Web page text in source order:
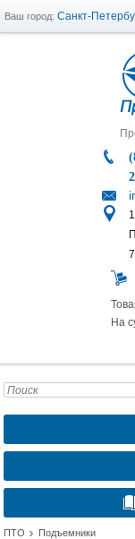
Ваш город: Санкт-
На
ПТО
Подъемники